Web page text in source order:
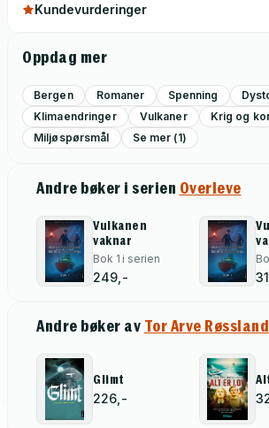
Kundevurderinger
Oppdag mer
Bergen Romaner Spenning
Klimaendringer
Vulkaner
Krig og
Miljøspørsmål
Se mer (1)
Andre bøker i serien Overleve
Vulkanen
vaknar
Bok 1 i serien
249,-
Andre bøker av Tor Arve Røssland
Glimt
226,-